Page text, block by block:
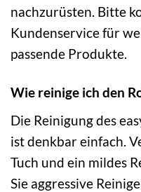
nachzurüsten. Bitte
Kundenservice für
passende Produkte.
Wie reinige ich den
Die Reinigung des
ist denkbar einfach.
Tuch und ein mildes
Sie aggressive